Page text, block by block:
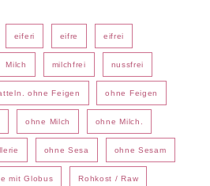
eiferi eifre eifrei
Milch milchfrei nussfrei
ohne Feigen ohne Feigen
ohne Milch ohne Milch.
ohne Sesa ohne Sesam
mit Globus Rohkost / Raw